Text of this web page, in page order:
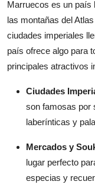
How To
Support Number
Marruecos es un país
las montañas del
ciudades imperiales
país ofrece algo para
principales atractivos
Ciudades
son famosas por
laberínticas y
Mercados y
lugar perfecto
especias y